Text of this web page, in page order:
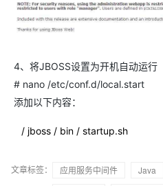
4、将JBOSS设置为开机自动运行
# nano /etc/conf.d/local.start
添加以下内容：
/ jboss / bin / startup.sh
文章标签： 应用服务中间件
Java